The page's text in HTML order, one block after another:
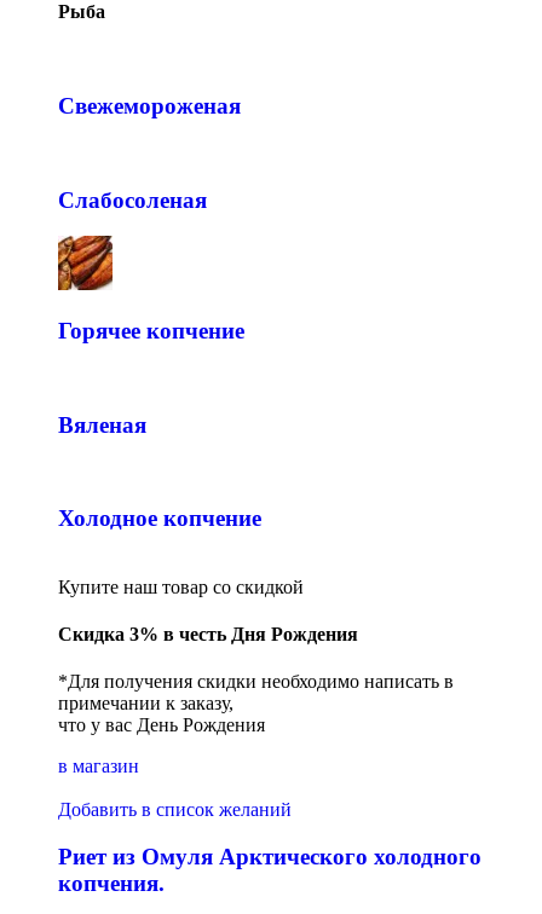
Рыба
Свежемороженая
Слабосоленая
Горячее копчение
Вяленая
Холодное копчение
Купите наш товар со скидкой
Скидка 3% в честь Дня Рождения
*Для получения скидки необходимо написать в
примечании к заказу,
что у вас День Рождения
в магазин
Добавить в список желаний
Риет из Омуля Арктического холодного
копчения.